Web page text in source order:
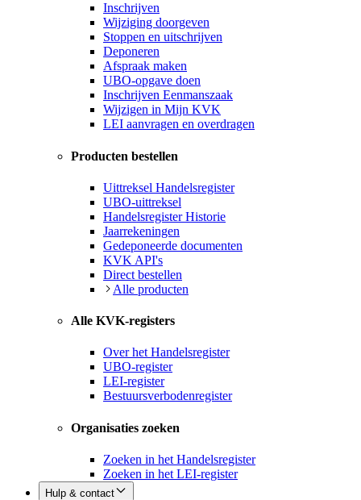
Inschrijven
Wijziging doorgeven
Stoppen en uitschrijven
Deponeren
Afspraak maken
UBO-opgave doen
Inschrijven Eenmanszaak
Wijzigen in Mijn KVK
LEI aanvragen en overdragen
Producten bestellen
Uittreksel Handelsregister
UBO-uittreksel
Handelsregister Historie
Jaarrekeningen
Gedeponeerde documenten
KVK API's
Direct bestellen
Alle producten
Alle KVK-registers
Over het Handelsregister
UBO-register
LEI-register
Bestuursverbodenregister
Organisaties zoeken
Zoeken in het Handelsregister
Zoeken in het LEI-register
Hulp & contact